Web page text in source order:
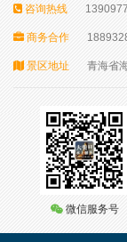
咨询热线
商务合作
景区地址 青海省
微信服务号